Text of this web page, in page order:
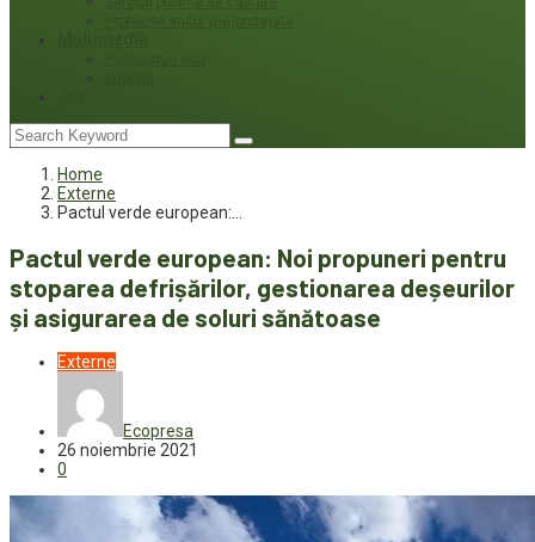
Home
Externe
Pactul verde european:…
Pactul verde european: Noi propuneri pentru
stoparea defrișărilor, gestionarea deșeurilor
și asigurarea de soluri sănătoase
Externe
Ecopresa
26 noiembrie 2021
0